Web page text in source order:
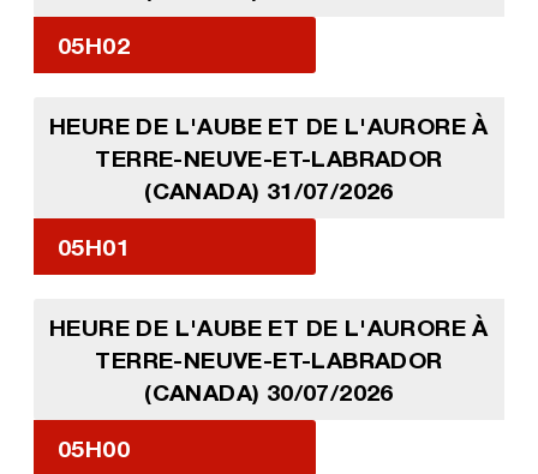
05H02
HEURE DE L'AUBE ET DE L'AURORE À
TERRE-NEUVE-ET-LABRADOR
(CANADA) 31/07/2026
05H01
HEURE DE L'AUBE ET DE L'AURORE À
TERRE-NEUVE-ET-LABRADOR
(CANADA) 30/07/2026
05H00